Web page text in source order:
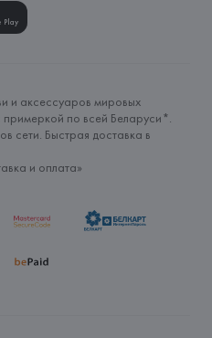
Play
и аксессуаров мировых
примеркой по всей Беларуси*.
сети. Быстрая доставка в
и оплата»